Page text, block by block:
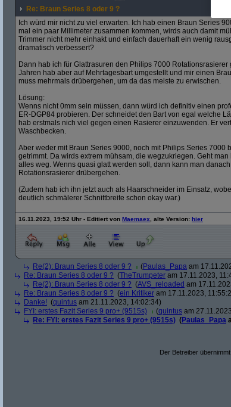
Re: Braun Series 8 oder 9 ?
Ich würd mir nicht zu viel erwarten. Ich hab einen Braun Series
mal ein paar Millimeter zusammen kommen, wirds auch damit
Trimmer nicht mehr einhakt und einfach dauerhaft ein wenig
dramatisch verbessert?
Dann hab ich für Glattrasuren den Philips 7000
Jahren hab aber auf Mehrtagesbart umgestellt und mir einen
muss mehrmals drübergehen, um da das meiste zu erwischen.
Lösung:
Wenns nicht 0mm sein müssen, dann würd ich definitiv einen
ER-DGP84 probieren. Der schneidet den Bart von egal welche
hab erstmals nich viel gegen einen Rasierer einzuwenden. Er
Waschbecken.
Aber weder mit Braun Series 9000, noch mit Philips Series 7000
getrimmt. Da wirds extrem mühsam, die wegzukriegen. Geht
alles weg. Wenns quasi glatt werden soll, dann kann man
Rotationsrasierer drübergehen.
(Zudem hab ich ihn jetzt auch als Haarschneider im Einsatz,
deutlich schmälerer Schnittbreite schon okay war.)
16.11.2023, 19:52 Uhr - Editiert von Maemaex , alte Version: hier
Re(2): Braun Series 8 oder 9 ? (Paulas_Papa am
Re: Braun Series 8 oder 9 ? (TheTrumpeter am 17.11.2023,
Re(2): Braun Series 8 oder 9 ? (AVS_reloaded am
Re: Braun Series 8 oder 9 ? (ein Kritiker am 17.11.2023,
Danke! (quintus am 21.11.2023, 14:02:34)
FYI: erstes Fazit Series 9 pro+ (9515s)
(quintus am
Re: FYI: erstes Fazit Series 9 pro+ (9515s) (Paulas_Papa
Der Betreiber